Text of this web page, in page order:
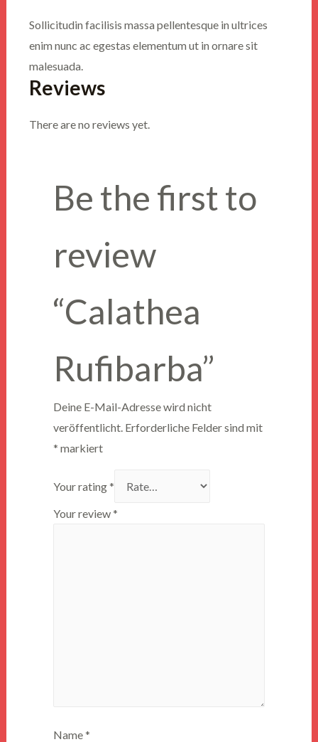
Sollicitudin facilisis massa pellentesque in ultrices
enim nunc ac egestas elementum ut in ornare sit
malesuada.
Reviews
There are no reviews yet.
Be the first to
review
“Calathea
Rufibarba”
Deine E-Mail-Adresse wird nicht
veröffentlicht. Erforderliche Felder sind mit
* markiert
Your rating*
Your review*
Name*